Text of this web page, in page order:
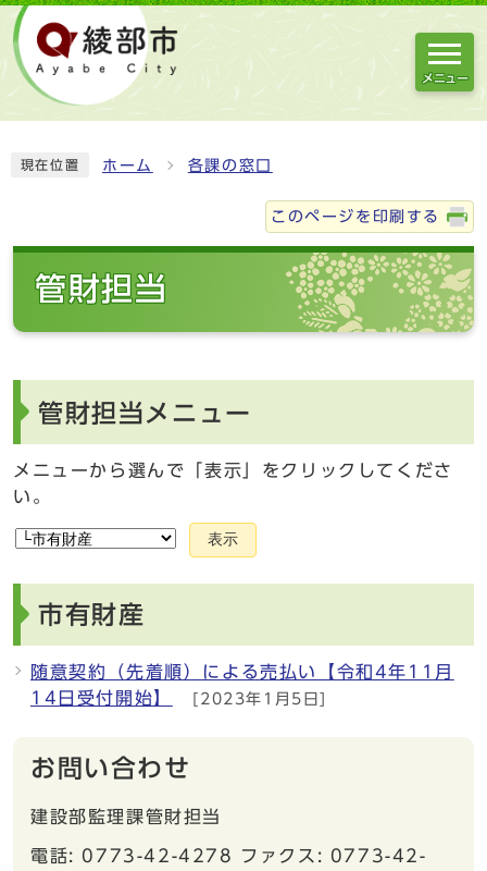
メニュー
現在位置 ホーム 各課の窓口
このページを印刷する
管財担当
管財担当メニュー
メニューから選んで「表示」をクリックしてくださ
い。
表示
市有財産
随意契約（先着順）による売払い【令和4年11月
14日受付開始】
[2023年1月5日]
お問い合わせ
建設部監理課管財担当
電話: 0773-42-4278 ファクス: 0773-42-